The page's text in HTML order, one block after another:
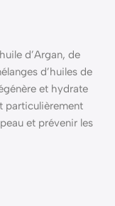
d’Argan, de
d’huiles de
et hydrate
particulièrement
et prévenir les